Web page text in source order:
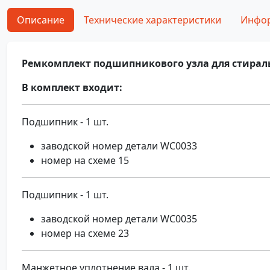
Описание Технические характеристики
Ремкомплект подшипникового узла для
В комплект входит:
Подшипник - 1 шт.
заводской номер детали WC0033
номер на схеме 15
Подшипник - 1 шт.
заводской номер детали WC0035
номер на схеме 23